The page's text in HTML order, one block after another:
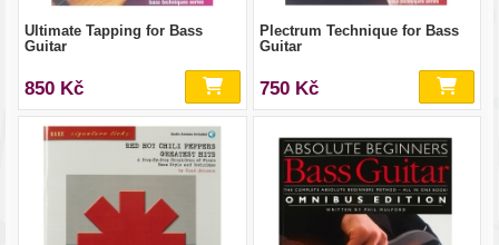
Ultimate Tapping for Bass
Guitar
850 Kč
Plectrum Technique for Bass
Guitar
750 Kč